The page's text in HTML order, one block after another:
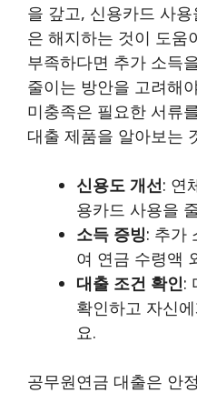
을 갚고, 신용카드 사
은 해지하는 것이 도움
부족하다면 추가 소득
줄이는 방안을 고려해
미충족은 필요한 서류
대출 제품을 알아보는
신용도 개선: 연
용카드 사용을
소득 증빙: 추가
여 연금 수령액
대출 조건 확인:
확인하고 자신
요.
공무원연금 대출은 안